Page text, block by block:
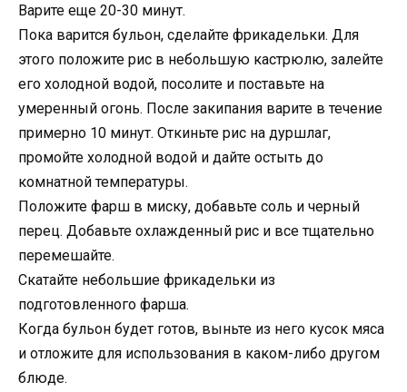
Варите еще 20-30 минут.
Пока варится бульон, сделайте фрикадельки. Для
этого положите рис в небольшую кастрюлю, залейте
его холодной водой, посолите и поставьте на
умеренный огонь. После закипания варите в течение
примерно 10 минут. Откиньте рис на дуршлаг,
промойте холодной водой и дайте остыть до
комнатной температуры.
Положите фарш в миску, добавьте соль и черный
перец. Добавьте охлажденный рис и все тщательно
перемешайте.
Скатайте небольшие фрикадельки из
подготовленного фарша.
Когда бульон будет готов, выньте из него кусок мяса
и отложите для использования в каком-либо другом
блюде.